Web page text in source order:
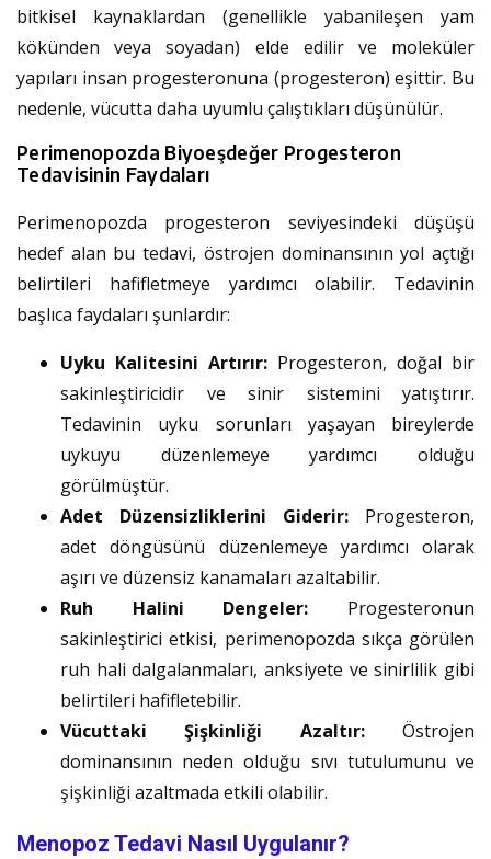
bitkisel kaynaklardan (genellikle yabanileşen yam
kökünden veya soyadan) elde edilir ve moleküler
yapıları insan progesteronuna (progesteron) eşittir. Bu
nedenle, vücutta daha uyumlu çalıştıkları düşünülür.
Perimenopozda Biyoeşdeğer Progesteron
Tedavisinin Faydaları
Perimenopozda progesteron seviyesindeki düşüşü
hedef alan bu tedavi, östrojen dominansının yol açtığı
belirtileri hafifletmeye yardımcı olabilir. Tedavinin
başlıca faydaları şunlardır:
Uyku Kalitesini Artırır: Progesteron, doğal bir
sakinleştiricidir ve sinir sistemini yatıştırır.
Tedavinin uyku sorunları yaşayan bireylerde
uykuyu düzenlemeye yardımcı olduğu
görülmüştür.
Adet Düzensizliklerini Giderir: Progesteron,
adet döngüsünü düzenlemeye yardımcı olarak
aşırı ve düzensiz kanamaları azaltabilir.
Ruh Halini Dengeler: Progesteronun
sakinleştirici etkisi, perimenopozda sıkça görülen
ruh hali dalgalanmaları, anksiyete ve sinirlilik gibi
belirtileri hafifletebilir.
Vücuttaki Şişkinliği Azaltır:Östrojen
dominansının neden olduğu sıvı tutulumunu ve
şişkinliği azaltmada etkili olabilir.
Menopoz Tedavi Nasıl Uygulanır?